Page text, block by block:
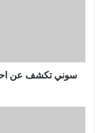
المواصفات
والمميزات